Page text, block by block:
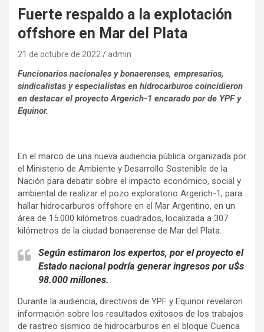
Fuerte respaldo a la explotación
offshore en Mar del Plata
21 de octubre de 2022 admin
Funcionarios nacionales y bonaerenses, empresarios,
sindicalistas y especialistas en hidrocarburos coincidieron
en destacar el proyecto Argerich-1 encarado por de YPF y
Equinor.
En el marco de una nueva audiencia pública organizada por
el Ministerio de Ambiente y Desarrollo Sostenible de la
Nación para debatir sobre el impacto económico, social y
ambiental de realizar el pozo exploratorio Argerich-1, para
hallar hidrocarburos offshore en el Mar Argentino, en un
área de 15.000 kilómetros cuadrados, localizada a 307
kilómetros de la ciudad bonaerense de Mar del Plata.
Según estimaron los expertos, por el proyecto el
Estado nacional podría generar ingresos por u$s
98.000 millones.
Durante la audiencia, directivos de YPF y Equinor revelaron
información sobre los resultados exitosos de los trabajos
de rastreo sísmico de hidrocarburos en el bloque Cuenca